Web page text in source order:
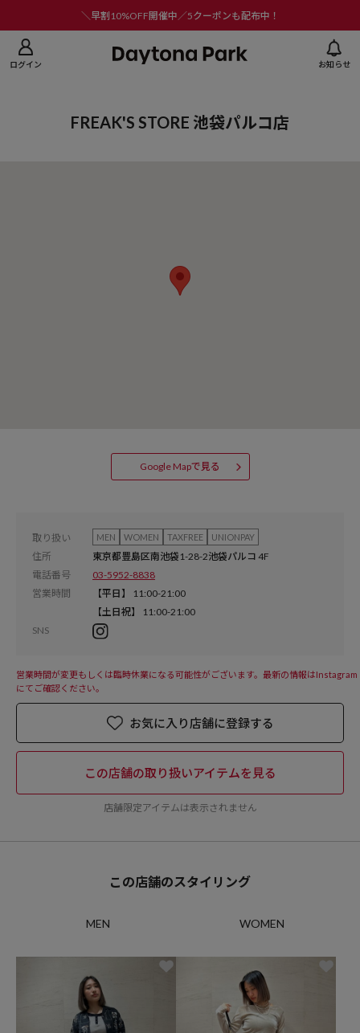
＼早割10%OFF開催中／5クーポンも配布中！
ログイン お知らせ
FREAK'S STORE 池袋パルコ店
Google Mapで見る
取り扱い MEN WOMEN TAXFREE UNIONPAY
住所
東京都豊島区南池袋1-28-2池袋パルコ 4F
電話番号
03-5952-8838
営業時間
【平日】 11:00-21:00
【土日祝】 11:00-21:00
SNS
営業時間が変更もしくは臨時休業になる可能性がございます。最新の情報はInstagram
にてご確認ください。
お気に入り店舗に登録する
この店舗の取り扱いアイテムを見る
店舗限定アイテムは表示されません
この店舗のスタイリング
MEN WOMEN